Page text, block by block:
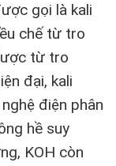
gọi là kali
chế từ tro
từ tro
đại, kali
điện phân
hề suy
KOH còn